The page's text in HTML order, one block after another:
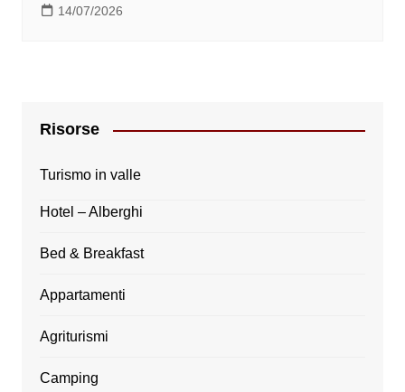
14/07/2026
Risorse
Turismo in valle
Hotel – Alberghi
Bed & Breakfast
Appartamenti
Agriturismi
Camping